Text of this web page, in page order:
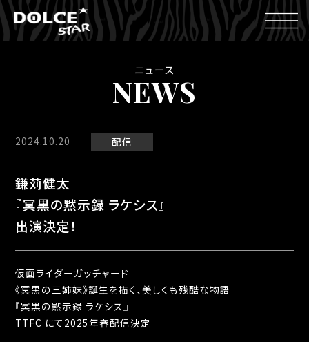
ニュース
NEWS
2024.10.20 配信
鎌苅健太
『冥黒の黙示録 ラケシス』
出演決定！
仮面ライダーガッチャード
《冥黒の三姉妹》誕生を描く、美しくも残酷な物語
『冥黒の黙示録 ラケシス』
TTFC にて2025年春配信決定